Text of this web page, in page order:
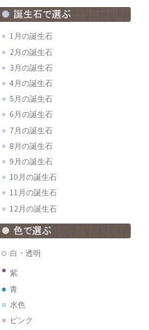
1月の誕生石
2月の誕生石
3月の誕生石
4月の誕生石
5月の誕生石
6月の誕生石
7月の誕生石
8月の誕生石
9月の誕生石
10月の誕生石
11月の誕生石
12月の誕生石
白・透明
紫
青
水色
ピンク